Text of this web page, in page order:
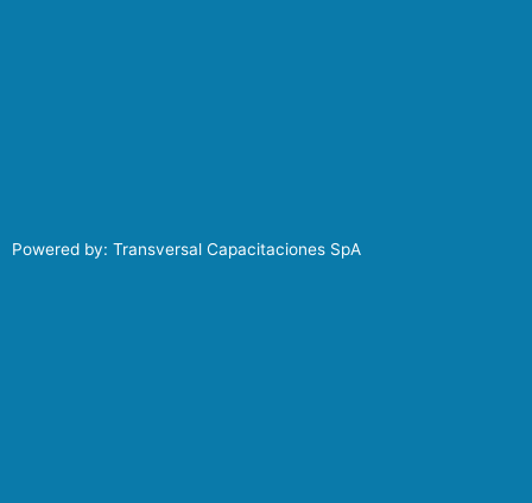
Powered by: Transversal Capacitaciones SpA